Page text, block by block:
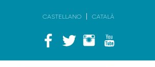
CASTELLANO CATALÀ